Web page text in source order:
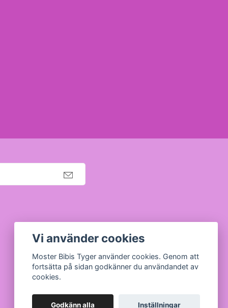
Vi använder cookies
Moster Bibis Tyger använder cookies. Genom att
fortsätta på sidan godkänner du användandet av
cookies.
Godkänn alla Inställningar